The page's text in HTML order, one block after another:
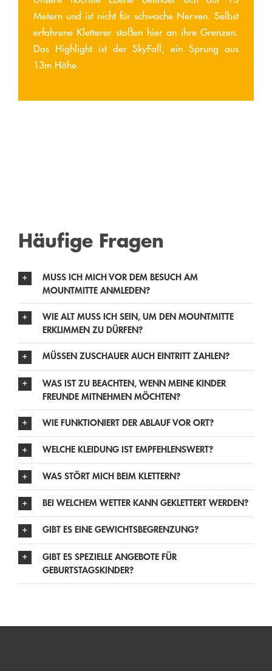
Metern und ist nicht für schwache Nerven. Selbst
erfahrene Kletterer stoßen hier an ihre Grenzen.
Das Highlight ist der SkyFall, ein Sprung aus
13m Höhe.
Häufige Fragen
MUSS ICH MICH VOR DEM BESUCH AM
MOUNTMITTE ANMLEDEN?
WIE ALT MUSS ICH SEIN, UM DEN MOUNTMITTE
ERKLIMMEN ZU DÜRFEN?
MÜSSEN ZUSCHAUER AUCH EINTRITT ZAHLEN?
WAS IST ZU BEACHTEN, WENN MEINE KINDER
FREUNDE MITNEHMEN MÖCHTEN?
WIE FUNKTIONIERT DER ABLAUF VOR ORT?
WELCHE KLEIDUNG IST EMPFEHLENSWERT?
WAS STÖRT MICH BEIM KLETTERN?
BEI WELCHEM WETTER KANN GEKLETTERT WERDEN?
GIBT ES EINE GEWICHTSBEGRENZUNG?
GIBT ES SPEZIELLE ANGEBOTE FÜR
GEBURTSTAGSKINDER?